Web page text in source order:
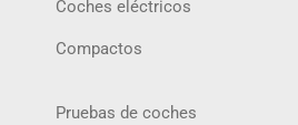
Coches eléctricos
Compactos
Pruebas de coches